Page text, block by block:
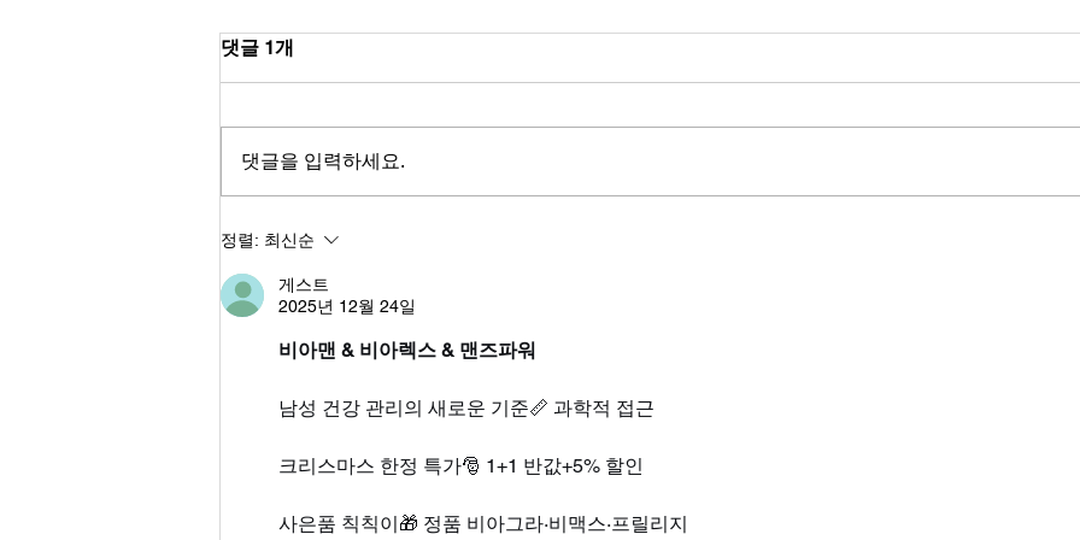
오래 빛나는 사람들의 비밀,
차이
댓글 1개
댓글을 입력하세요.
정렬: 최신순
게스트
2025년 12월 24일
비아맨 & 비아렉스 & 맨즈파워
남성 건강 관리의 새로운 기준📏 과학적 접근
크리스마스 한정 특가🎅 1+1 반값+5% 할인
사은품 칙칙이🎁 정품 비아그라·비맥스·프릴리지